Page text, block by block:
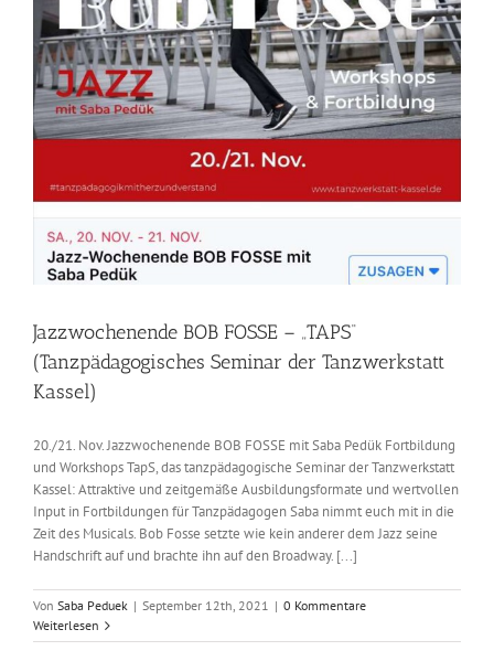
Jazzwochenende BOB FOSSE – „TAPS“
(Tanzpädagogisches Seminar der Tanzwerkstatt
Kassel)
20./21. Nov. Jazzwochenende BOB FOSSE mit Saba Pedük Fortbildung
und Workshops TapS, das tanzpädagogische Seminar der Tanzwerkstatt
Kassel: Attraktive und zeitgemäße Ausbildungsformate und wertvollen
Input in Fortbildungen für Tanzpädagogen Saba nimmt euch mit in die
Zeit des Musicals. Bob Fosse setzte wie kein anderer dem Jazz seine
Handschrift auf und brachte ihn auf den Broadway. [...]
Von Saba Peduek | September 12th, 2021 | 0 Kommentare
Weiterlesen